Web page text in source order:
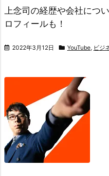
上念司の経歴や会社につ
ロフィールも！
2022年3月12日 YouTube, ビジ